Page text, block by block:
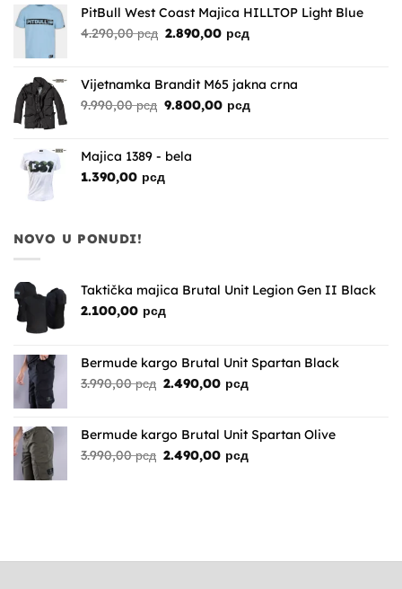
bila:
4.290,00 рсд.
2.100,00 рсд.
PitBull West Coast Majica HILLTOP Light Blue
4.290,00рсд Originalna
bila:
4.290,00 рсд.
2.890,00 рсдTrenutna
2.890,00 рсд.
Vijetnamka Brandit M65 jakna crna
9.990,00рсд Originalna
bila:
9.800,00 рсдTrenutna
Majica 1389 - bela
1.390,00 рсд
NOVO U PONUDI!
Taktička majica Brutal Unit Legion Gen II Black
2.100,00 рсд
Bermude kargo Brutal Unit Spartan Black
3.990,00рсд Originalna
bila:
3.990,00 рсд.
2.490,00 рсдTrenutna
2.490,00 рсд.
Bermude kargo Brutal Unit Spartan Olive
3.990,00рсд Originalna
2.490,00 рсдTrenutna